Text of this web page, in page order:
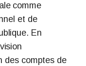
comme
et de
En
des comptes de